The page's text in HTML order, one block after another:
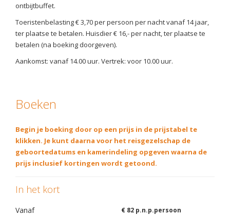
ontbijtbuffet.
Toeristenbelasting € 3,70 per persoon per nacht vanaf 14 jaar,
ter plaatse te betalen. Huisdier € 16,- per nacht, ter plaatse te
betalen (na boeking doorgeven).
Aankomst: vanaf 14.00 uur. Vertrek: voor 10.00 uur.
Boeken
Begin je boeking door op een prijs in de prijstabel te
klikken. Je kunt daarna voor het reisgezelschap de
geboortedatums en kamerindeling opgeven waarna de
prijs inclusief kortingen wordt getoond.
In het kort
Vanaf € 82 p.n.p.persoon